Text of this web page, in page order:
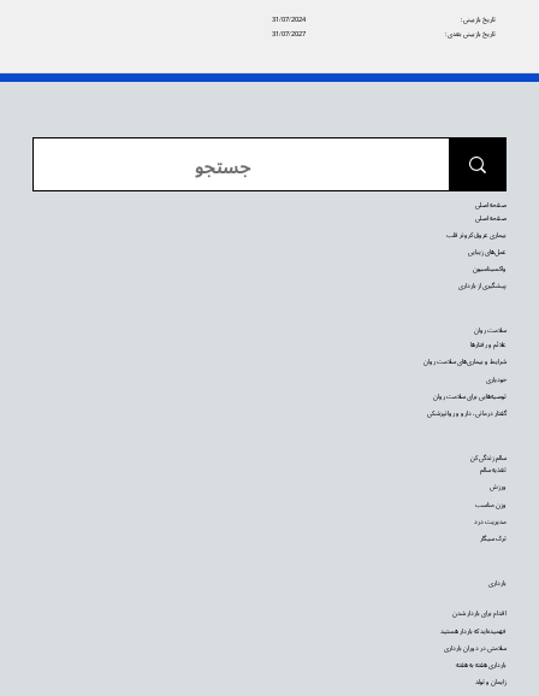
31/07/2024
تاریخ بازبینی:
31/07/2027
تاریخ بازبینی بعدی:
بارداری
اقدام برای باردار شدن
فهمیده‌اید که باردار هستید
سلامتی در دوران بارداری
بارداری هفته به هفته
زایمان و تولد
سالم زندگی کن
تغذیه سالم
ورزش
وزن مناسب
مدیریت درد
ترک سیگار
سلامت روان
علائم و رفتارها
شرایط و بیماری‌های سلامت روان
خودیاری
توصیه‌‌هایی برای سلامت روان
گفتار درمانی، دارو و روانپزشکی
صفحه اصلی
صفحه اصلی
بیماری عروق کرونر قلب
عمل‌های زیبایی
واکسیناسیون
پیشگیری از بارداری